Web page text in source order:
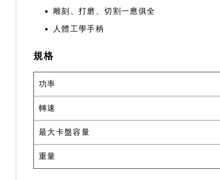
雕刻、打磨、切割一應俱全
人體工學手柄
規格
功率
轉速
最大卡盤容量
重量